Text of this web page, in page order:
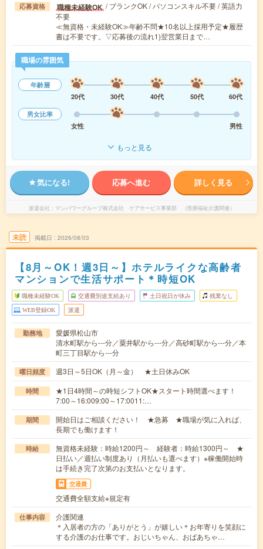
応募資格 職種未経験OK / ブランクOK / パソコンスキル不要 / 英語力
不要
≪無資格・未経験OK≫年齢不問★10名以上採用予定★履歴
書は不要です。▽応募後の流れ1)翌営業日まで…
職場の雰囲気
年齢層
20代
30代 40代 50代
60代
男女比率
女性
男性
もっと見る
気になる! 応募へ進む 詳しく見る
派遣会社 マンパワーグループ株式会社 ケアサービス事業部 （医療福祉介護関連）
未読 掲載日 2026/08/03
【8月～OK！週3日～】ホテルライクな高齢者
マンションで生活サポート＊時短OK
職種未経験OK 交通費別途支給あり 土日祝日が休み 残業なし
WEB登録OK 派遣
勤務地
愛媛県松山市
清水町駅から---分／粟井駅から---分／高砂町駅から---分／本
町三丁目駅から---分
曜日頻度 週3日～5日OK（月～金） ★土日休みOK
時間
★1日4時間～の時短シフトOK★スタート時間選べます！
7:00～16:009:00～17:0011:…
期間
開始日はご相談ください！ ★急募 ★職場が気に入れば、
長期でも働けます！
時給
無資格未経験：時給1200円～ 経験者：時給1300円～ ★
日払い／週払い制度あり（月払いも選べます）※稼働開始時
は手続き完了次第のお支払いとなります。
交通費
交通費全額支給※規定有
仕事内容
介護関連
＊入居者の方の「ありがとう」が嬉しい＊お年寄りを笑顔に
する介護のお仕事です。おじいちゃん、おばあちゃ…